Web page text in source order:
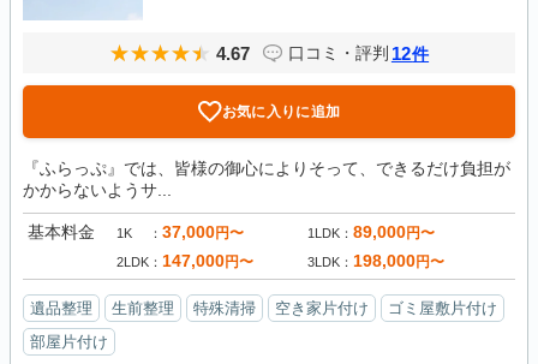
4.67 口コミ・評判 12件
お気に入りに追加
『ふらっぷ』では、皆様の御心によりそって、できるだけ負担が
かからないようサ...
基本料金 1K 37,000円〜 1LDK 89,000円〜
2LDK 147,000円〜 3LDK 198,000円〜
遺品整理 生前整理 特殊清掃 空き家片付け
ゴミ屋敷片付け
部屋片付け